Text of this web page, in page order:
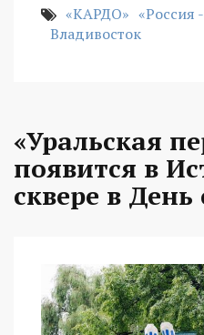
«КАРДО» «Россия
Владивосток
«Уральская
появится в
сквере в День